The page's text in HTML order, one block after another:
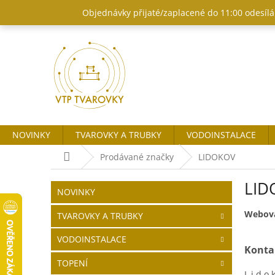
obsah
Objednávky přijaté/zaplacené do 11:00
NOVINKY TVAROVKY A TRUBKY
VODOINSTALACE
Domů Prodávané značky LIDOKOV
s
r
n
Přeskočit
kategorie
NOVINKY
TVAROVKY A TRUBKY
VODOINSTALACE
TOPENÍ